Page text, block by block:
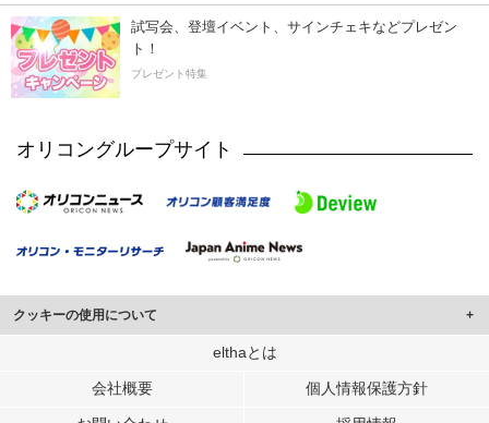
試写会、登壇イベント、サインチェキなどプレゼン
ト！
プレゼント特集
オリコングループサイト
クッキーの使用について
このサイトでは Cookie を使用して、ユーザーに合わせたコンテンツや広告の
行っています。
elthaとは
会社概要 個人情報保護方針